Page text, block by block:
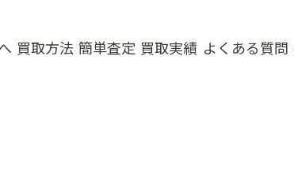
買取方法 簡単査定 買取実績 よくある質問